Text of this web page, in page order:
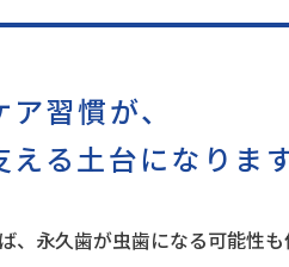
習慣が、
る土台になります
、永久歯が虫歯になる可能性